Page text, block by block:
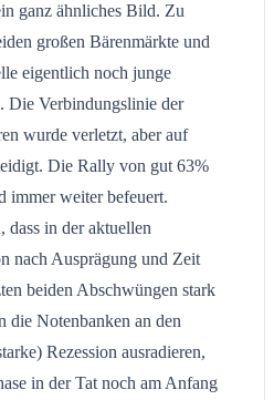
ganz ähnliches Bild. Zu
großen Bärenmärkte und
eigentlich noch junge
Die Verbindungslinie der
wurde verletzt, aber auf
Die Rally von gut 63%
immer weiter befeuert.
dass in der aktuellen
nach Ausprägung und Zeit
beiden Abschwüngen stark
die Notenbanken an den
Rezession ausradieren,
in der Tat noch am Anfang